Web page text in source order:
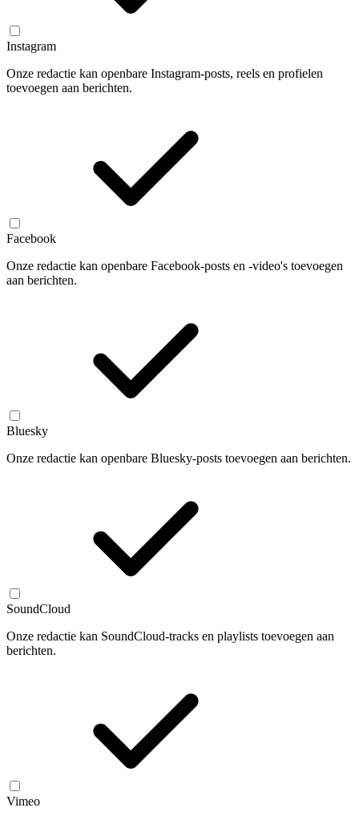
Instagram
Onze redactie kan openbare Instagram-posts, reels en profielen
toevoegen aan berichten.
Facebook
Onze redactie kan openbare Facebook-posts en -video's toevoegen
aan berichten.
Bluesky
Onze redactie kan openbare Bluesky-posts toevoegen aan berichten.
SoundCloud
Onze redactie kan SoundCloud-tracks en playlists toevoegen aan
berichten.
Vimeo